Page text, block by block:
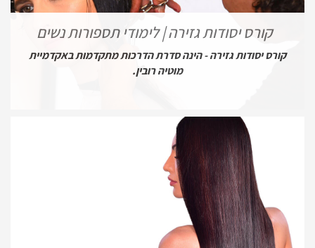
קורס יסודות גזירה | לימודי תספורות נשים
קורס יסודות גזירה - הינה סדרת הדרכות מתקדמות באקדמיית
מוטיה רובין.